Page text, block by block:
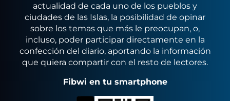
actualidad de cada uno de los pueblos y
ciudades de las Islas, la posibilidad de opinar
sobre los temas que más le preocupan, o,
incluso, poder participar directamente en la
confección del diario, aportando la información
que quiera compartir con el resto de lectores.
Fibwi en tu smartphone